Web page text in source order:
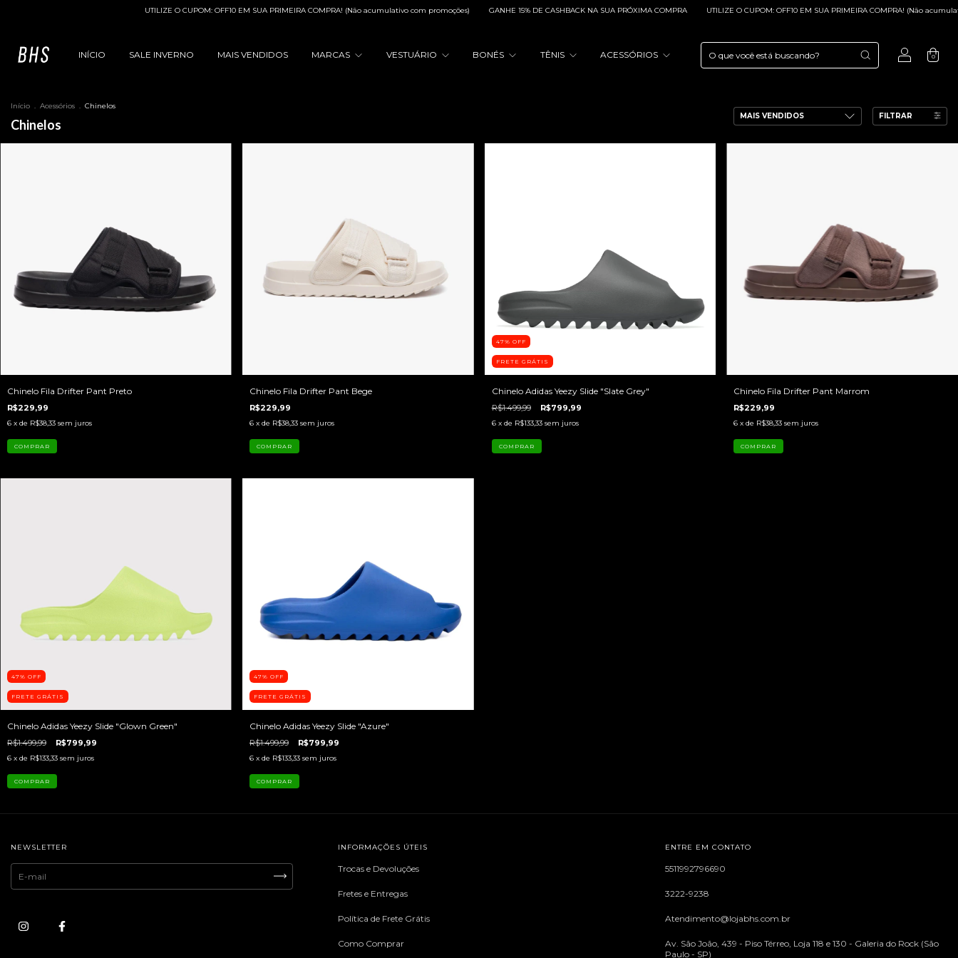
UTILIZE O CUPOM: OFF10 EM SUA PRIMEIRA COMPRA! (Não acumulativo com promoções) GANHE 15% DE CASHBACK NA SUA PRÓXIMA COMPRA UTILIZE O CUPOM: OFF10 EM SUA PRIMEIRA COMPRA! (Não acumulativo
INÍCIO SALE INVERNO MAIS VENDIDOS MARCAS VESTUÁRIO BONÉS TÊNIS ACESSÓRIOS 0
Início . Acessórios . Chinelos
Chinelos
FILTRAR
Chinelo Fila Drifter Pant Preto
R$229,99
6 x de R$38,33 sem juros
COMPRAR
Chinelo Fila Drifter Pant Bege
R$229,99
6 x de R$38,33 sem juros
COMPRAR
47% OFF
FRETE GRÁTIS
Chinelo Adidas Yeezy Slide "Slate Grey"
R$1.499,99 R$799,99
6 x de R$133,33 sem juros
COMPRAR
Chinelo Fila Drifter Pant Marrom
R$229,99
6 x de R$38,33 sem juros
COMPRAR
47% OFF
FRETE GRÁTIS
Chinelo Adidas Yeezy Slide "Glown Green"
R$1.499,99 R$799,99
6 x de R$133,33 sem juros
COMPRAR
47% OFF
FRETE GRÁTIS
Chinelo Adidas Yeezy Slide "Azure"
R$1.499,99 R$799,99
6 x de R$133,33 sem juros
COMPRAR
NEWSLETTER INFORMAÇÕES ÚTEIS
Trocas e Devoluções
Fretes e Entregas
Política de Frete Grátis
Como Comprar
ENTRE EM CONTATO
5511992796690
3222-9238
Atendimento@lojabhs.com.br
Av. São João, 439 - Piso Térreo, Loja 118 e 130 - Galeria do Rock (São
Paulo - SP)